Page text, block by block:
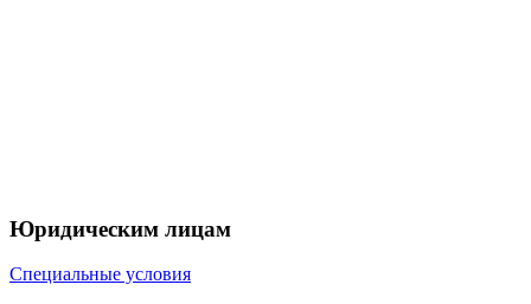
Юридическим лицам
Специальные условия